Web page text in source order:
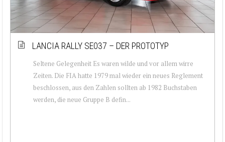
LANCIA RALLY SE037 – DER PROTOTYP
Seltene Gelegenheit Es waren wilde und vor allem wirre
Zeiten. Die FIA hatte 1979 mal wieder ein neues Reglement
beschlossen, aus den Zahlen sollten ab 1982 Buchstaben
werden, die neue Gruppe B defin...